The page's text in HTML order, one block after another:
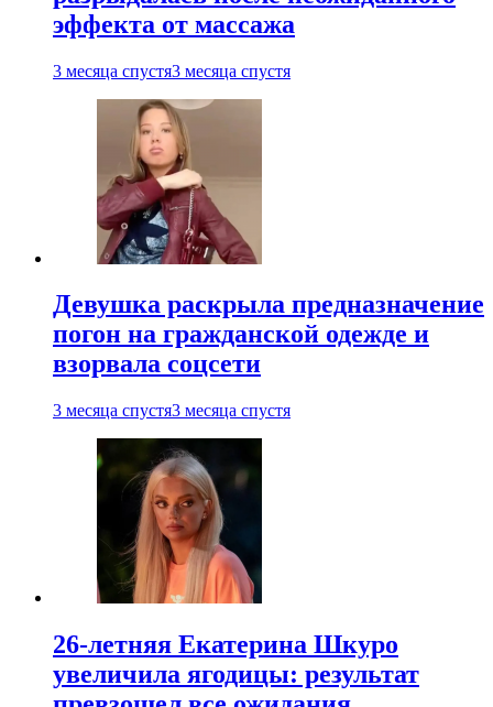
эффекта от массажа
3 месяца спустя3 месяца спустя
Девушка раскрыла предназначение
погон на гражданской одежде и
взорвала соцсети
3 месяца спустя3 месяца спустя
26-летняя Екатерина Шкуро
увеличила ягодицы: результат